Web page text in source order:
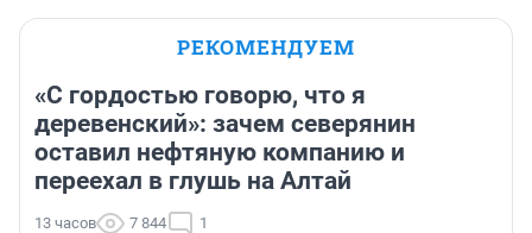
РЕКОМЕНДУЕМ
«С гордостью говорю, что я
деревенский»: зачем северянин
оставил нефтяную компанию и
переехал в глушь на Алтай
13 часов 7 844 1